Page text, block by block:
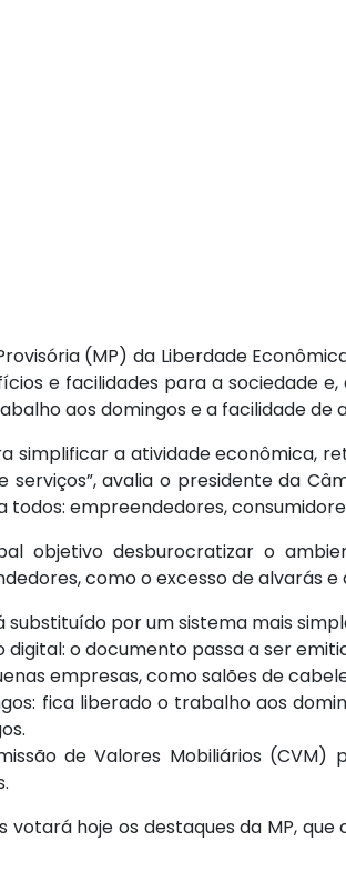
(MP) da Liberdade
e facilidades para a sociedade
aos domingos e a facilidade de
simplificar a atividade econômica,
avalia o presidente da
todos: empreendedores,
objetivo desburocratizar o
como o excesso de alvarás
substituído por um sistema mais
o documento passa a ser
empresas, como salões de
fica liberado o trabalho aos
de Valores Mobiliários
votará hoje os destaques da MP,